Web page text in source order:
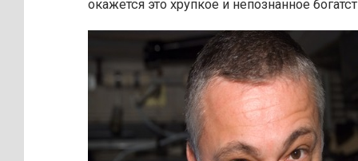
окажется это хрупкое и непознанное